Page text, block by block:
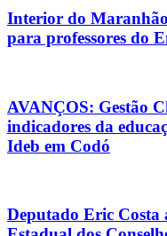
Interior do Maranhão
para professores do
AVANÇOS: Gestão
indicadores da
Ideb em Codó
Deputado Eric Costa